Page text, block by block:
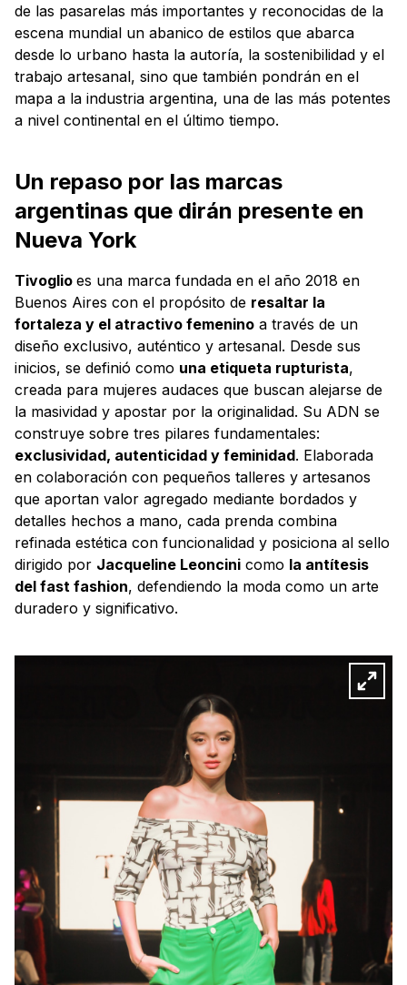
de las pasarelas más importantes y reconocidas de la
escena mundial un abanico de estilos que abarca
desde lo urbano hasta la autoría, la sostenibilidad y el
trabajo artesanal, sino que también pondrán en el
mapa a la industria argentina, una de las más potentes
a nivel continental en el último tiempo.
Un repaso por las marcas
argentinas que dirán presente en
Nueva York
Tivoglio es una marca fundada en el año 2018 en
Buenos Aires con el propósito de resaltar la
fortaleza y el atractivo femenino a través de un
diseño exclusivo, auténtico y artesanal. Desde sus
inicios, se definió como una etiqueta rupturista,
creada para mujeres audaces que buscan alejarse de
la masividad y apostar por la originalidad. Su ADN se
construye sobre tres pilares fundamentales:
exclusividad, autenticidad y feminidad. Elaborada
en colaboración con pequeños talleres y artesanos
que aportan valor agregado mediante bordados y
detalles hechos a mano, cada prenda combina
refinada estética con funcionalidad y posiciona al sello
dirigido por Jacqueline Leoncini como la antítesis
del fast fashion, defendiendo la moda como un arte
duradero y significativo.